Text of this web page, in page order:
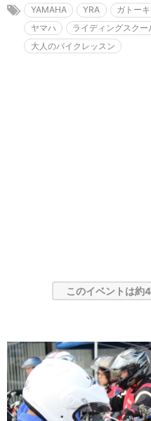
YAMAHA YRA ガトー
ヤマハ
ライディングスクー
大人のバイクレッスン
このイベントは約